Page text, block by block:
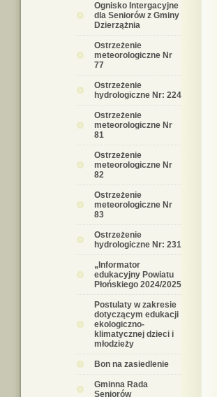
Ognisko Intergacyjne
dla Seniorów z Gminy
Dzierzążnia
Ostrzeżenie
meteorologiczne Nr
77
Ostrzeżenie
hydrologiczne Nr: 224
Ostrzeżenie
meteorologiczne Nr
81
Ostrzeżenie
meteorologiczne Nr
82
Ostrzeżenie
meteorologiczne Nr
83
Ostrzeżenie
hydrologiczne Nr: 231
„Informator
edukacyjny Powiatu
Płońskiego 2024/2025
Postulaty w zakresie
dotyczącym edukacji
ekologiczno-
klimatycznej dzieci i
młodzieży
Bon na zasiedlenie
Gminna Rada
Seniorów